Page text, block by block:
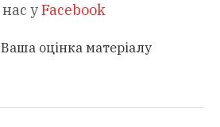
уFacebook
Ваша оцінка матеріалу